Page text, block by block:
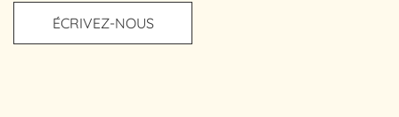
ÉCRIVEZ-NOUS